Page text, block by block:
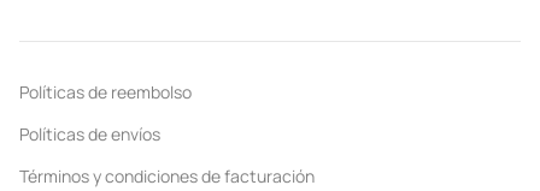
Políticas de reembolso
Políticas de envíos
Términos y condiciones de facturación